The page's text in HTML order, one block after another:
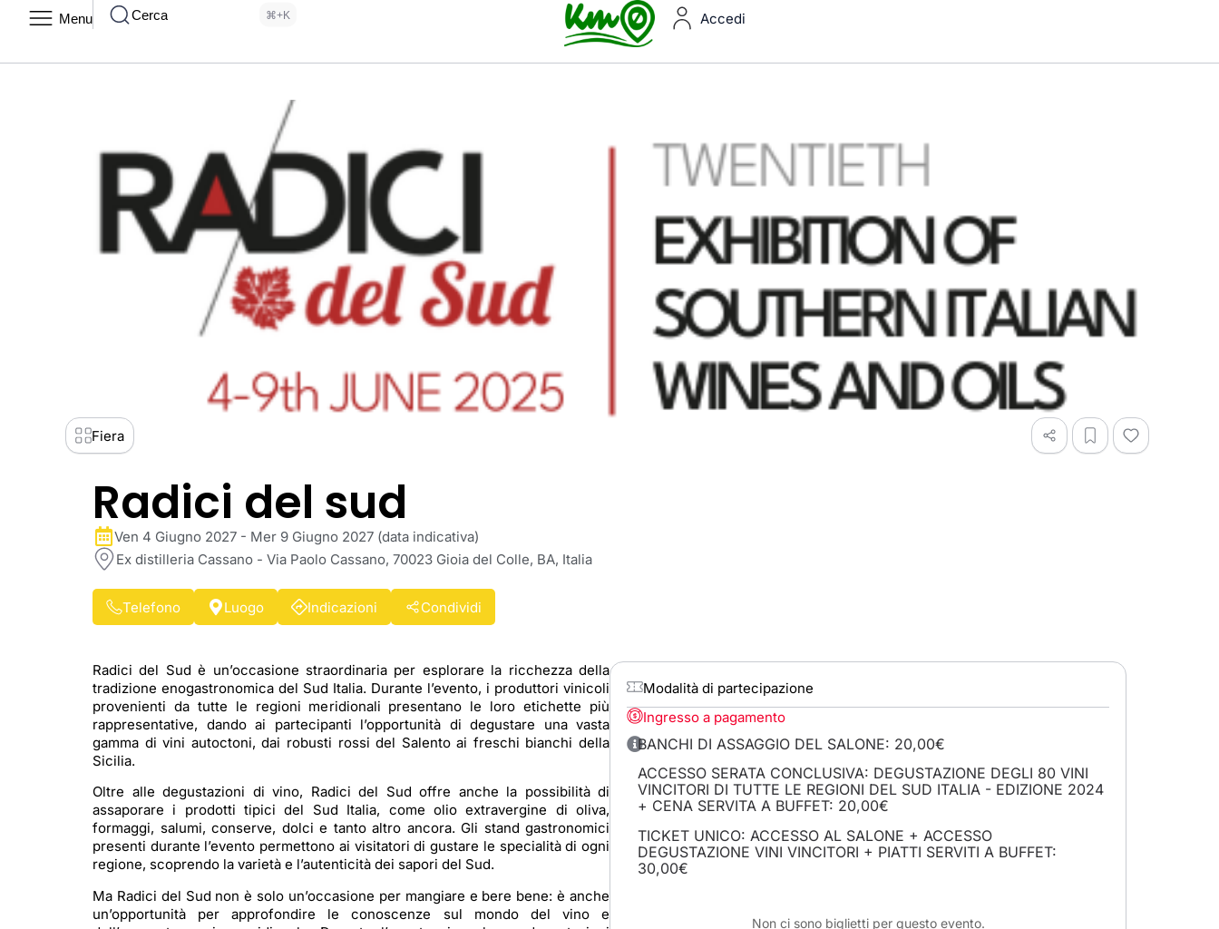
Menu Cerca ⌘+K Accedi
Fiera
Radici del sud
Ven 4 Giugno 2027 - Mer 9 Giugno 2027 (data indicativa)
Ex distilleria Cassano - Via Paolo Cassano, 70023 Gioia del Colle, BA, Italia
Telefono Luogo Indicazioni Condividi
Radici del Sud è un’occasione straordinaria per esplorare la ricchezza della
tradizione enogastronomica del Sud Italia. Durante l’evento, i produttori vinicoli
provenienti da tutte le regioni meridionali presentano le loro etichette più
rappresentative, dando ai partecipanti l’opportunità di degustare una vasta
gamma di vini autoctoni, dai robusti rossi del Salento ai freschi bianchi della
Sicilia.
Oltre alle degustazioni di vino, Radici del Sud offre anche la possibilità di
assaporare i prodotti tipici del Sud Italia, come olio extravergine di oliva,
formaggi, salumi, conserve, dolci e tanto altro ancora. Gli stand gastronomici
presenti durante l’evento permettono ai visitatori di gustare le specialità di ogni
regione, scoprendo la varietà e l’autenticità dei sapori del Sud.
Ma Radici del Sud non è solo un’occasione per mangiare e bere bene: è anche
un’opportunità per approfondire le conoscenze sul mondo del vino e
Modalità di partecipazione
Ingresso a pagamento
BANCHI DI ASSAGGIO DEL SALONE: 20,00€
ACCESSO SERATA CONCLUSIVA: DEGUSTAZIONE DEGLI 80 VINI
VINCITORI DI TUTTE LE REGIONI DEL SUD ITALIA - EDIZIONE 2024
+ CENA SERVITA A BUFFET: 20,00€
TICKET UNICO: ACCESSO AL SALONE + ACCESSO
DEGUSTAZIONE VINI VINCITORI + PIATTI SERVITI A BUFFET:
30,00€
Non ci sono biglietti per questo evento.